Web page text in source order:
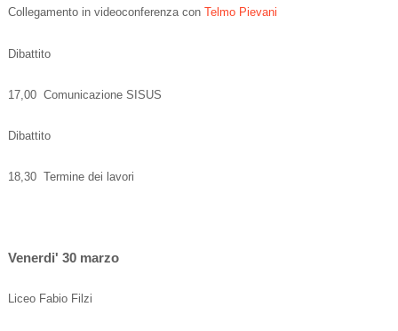
Collegamento in videoconferenza con Telmo Pievani
Dibattito
17,00 Comunicazione SISUS
Dibattito
18,30 Termine dei lavori
Venerdi' 30 marzo
Liceo Fabio Filzi